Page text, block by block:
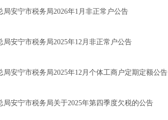
局安宁市税务局2026年1月非正常户公告
局安宁市税务局2025年12月非正常户公告
局安宁市税务局2025年12月个体工商户定期定额公告
局安宁市税务局关于2025年第四季度欠税的公告